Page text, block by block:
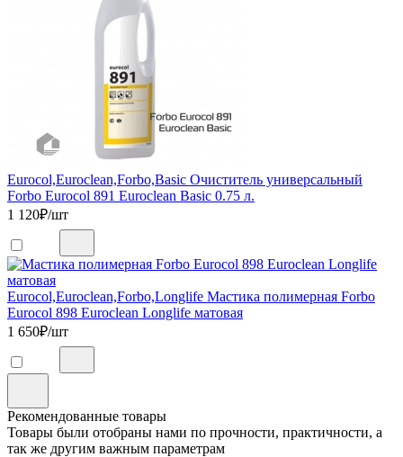
Eurocol,Euroclean,Forbo,Basic Очиститель универсальный
Forbo Eurocol 891 Euroclean Basic 0.75 л.
1 120₽/шт
Eurocol,Euroclean,Forbo,Longlife Мастика полимерная Forbo
Eurocol 898 Euroclean Longlife матовая
1 650₽/шт
Рекомендованные товары
Товары были отобраны нами по прочности, практичности, а
так же другим важным параметрам